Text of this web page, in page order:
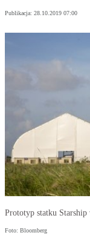
Publikacja: 28.10.2019 07:00
Prototyp statku Starship
Foto: Bloomberg